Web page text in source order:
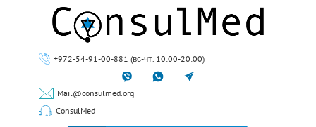
+972-54-91-00-881 (вс-чт. 10:00-20:00)
Mail@consulmed.org
ConsulMed